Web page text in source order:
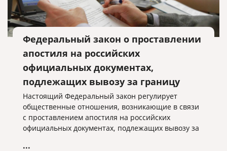
Федеральный закон o проставлении
апостиля на российских
официальных документах,
подлежащих вывозу за границу
Настоящий Федеральный закон регулирует
общественные отношения, возникающие в связи
с проставлением апостиля на российских
официальных документах, подлежащих вывозу за
...